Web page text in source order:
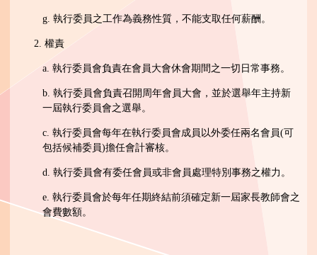
g. 執行委員之工作為義務性質，不能支取任何薪酬。
2. 權責
a. 執行委員會負責在會員大會休會期間之一切日常事務。
b. 執行委員會負責召開周年會員大會，並於選舉年主持新
一屆執行委員會之選舉。
c. 執行委員會每年在執行委員會成員以外委任兩名會員(可
包括候補委員)擔任會計審核。
d. 執行委員會有委任會員或非會員處理特別事務之權力。
e. 執行委員會於每年任期終結前須確定新一屆家長教師會之
會費數額。